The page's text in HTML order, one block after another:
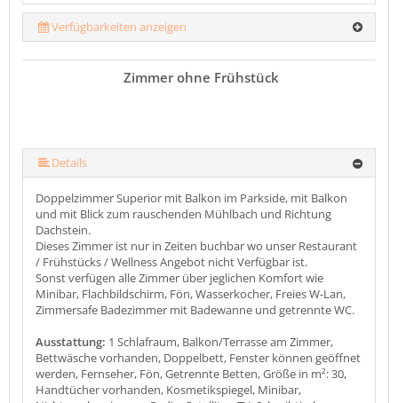
Verfügbarkeiten anzeigen
Zimmer ohne Frühstück
Details
Doppelzimmer Superior mit Balkon im Parkside, mit Balkon
und mit Blick zum rauschenden Mühlbach und Richtung
Dachstein.
Dieses Zimmer ist nur in Zeiten buchbar wo unser Restaurant
/ Frühstücks / Wellness Angebot nicht Verfügbar ist.
Sonst verfügen alle Zimmer über jeglichen Komfort wie
Minibar, Flachbildschirm, Fön, Wasserkocher, Freies W-Lan,
Zimmersafe Badezimmer mit Badewanne und getrennte WC.
Ausstattung: 1 Schlafraum, Balkon/Terrasse am Zimmer,
Bettwäsche vorhanden, Doppelbett, Fenster können geöffnet
werden, Fernseher, Fön, Getrennte Betten, Größe in m²: 30,
Handtücher vorhanden, Kosmetikspiegel, Minibar,